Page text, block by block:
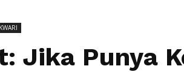
Jika Punya